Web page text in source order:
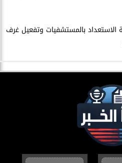
الاستعداد بالمستشفيات وتفعيل غرف